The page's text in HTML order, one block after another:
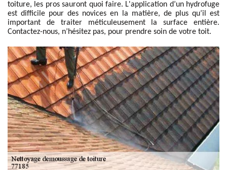
toiture, les pros sauront quoi faire. L'application d’un hydrofuge
est difficile pour des novices en la matière, de plus qu’il est
important de traiter méticuleusement la surface entière.
Contactez-nous, n’hésitez pas, pour prendre soin de votre toit.